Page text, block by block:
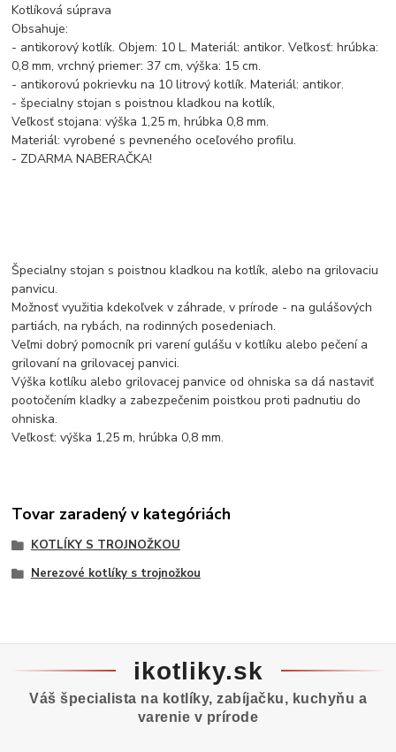
Kotlíková súprava
Obsahuje:
- antikorový kotlík. Objem: 10 L. Materiál: antikor. Veľkosť: hrúbka:
0,8 mm, vrchný priemer: 37 cm, výška: 15 cm.
- antikorovú pokrievku na 10 litrový kotlík. Materiál: antikor.
- špecialny stojan s poistnou kladkou na kotlík,
Veľkosť stojana: výška 1,25 m, hrúbka 0,8 mm.
Materiál: vyrobené s pevneného oceľového profilu.
- ZDARMA NABERAČKA!
Špecialny stojan s poistnou kladkou na kotlík, alebo na grilovaciu
panvicu.
Možnosť využitia kdekoľvek v záhrade, v prírode - na gulášových
partiách, na rybách, na rodinných posedeniach.
Veľmi dobrý pomocník pri varení gulášu v kotlíku alebo pečení a
grilovaní na grilovacej panvici.
Výška kotlíku alebo grilovacej panvice od ohniska sa dá nastaviť
pootočením kladky a zabezpečenim poistkou proti padnutiu do
ohniska.
Veľkosť: výška 1,25 m, hrúbka 0,8 mm.
Tovar zaradený v kategóriách
KOTLÍKY S TROJNOŽKOU
Nerezové kotlíky s trojnožkou
ikotliky.sk
Váš špecialista na kotlíky, zabíjačku, kuchyňu a
varenie v prírode